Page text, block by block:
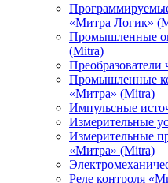
«Митра Логик»
Промышленные
(Mitra)
Промышленные
«Митра» (Mitra)
Импульсные
Измерительные
Измерительные
«Митра» (Mitra)
Реле контроля